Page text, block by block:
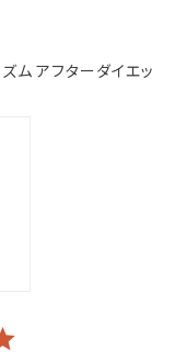
アフターダイエッ